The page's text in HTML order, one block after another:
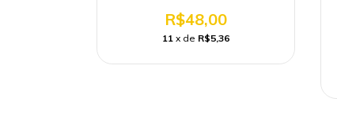
R$48,00
11 x de R$5,36